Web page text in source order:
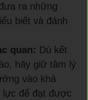
ra những
biết và đánh
quan: Dù kết
hãy giữ tâm lý
vào khả
lực để đạt được